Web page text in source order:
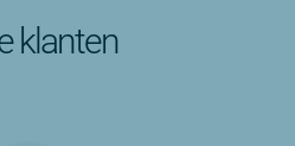
klanten